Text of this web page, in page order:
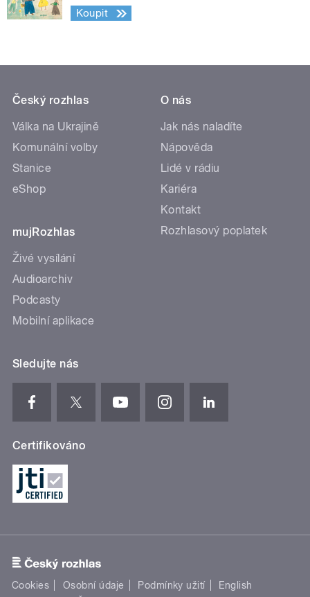
Koupit
Český rozhlas
Válka na Ukrajině
Komunální volby
Stanice
eShop
mujRozhlas
Živé vysílání
Audioarchiv
Podcasty
Mobilní aplikace
O nás
Jak nás naladíte
Nápověda
Lidé v rádiu
Kariéra
Kontakt
Rozhlasový poplatek
Sledujte nás
Certifikováno
Cookies Osobní údaje Podmínky užití
English